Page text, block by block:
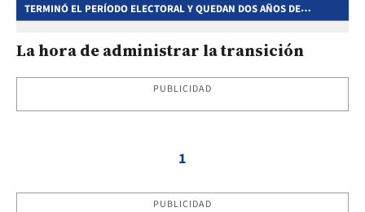
TERMINÓ EL PERÍODO ELECTORAL Y QUEDAN DOS AÑOS DE
MANDATO
La hora de administrar la transición
PUBLICIDAD
1
PUBLICIDAD